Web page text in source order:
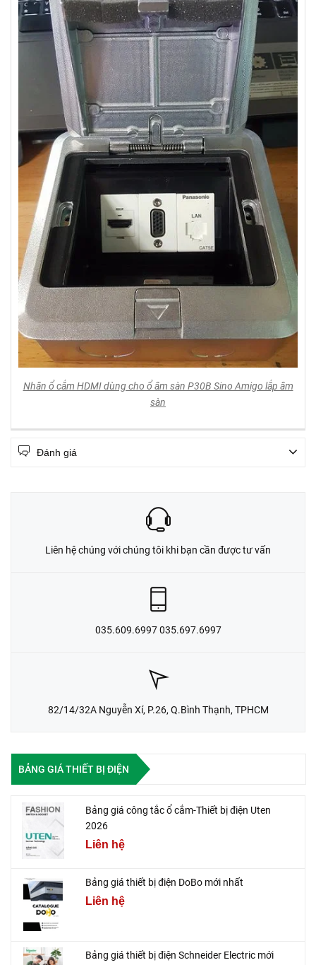
Nhân ổ cắm HDMI dùng cho ổ âm sàn P30B Sino Amigo lắp âm
sàn
Đánh giá
Liên hệ chúng với chúng tôi khi bạn cần được tư vấn
035.609.6997 035.697.6997
82/14/32A Nguyễn Xí, P.26, Q.Bình Thạnh, TPHCM
BẢNG GIÁ THIẾT BỊ ĐIỆN
Bảng giá công tắc ổ cắm-Thiết bị điện Uten
2026
Liên hệ
Bảng giá thiết bị điện DoBo mới nhất
Liên hệ
Bảng giá thiết bị điện Schneider Electric mới